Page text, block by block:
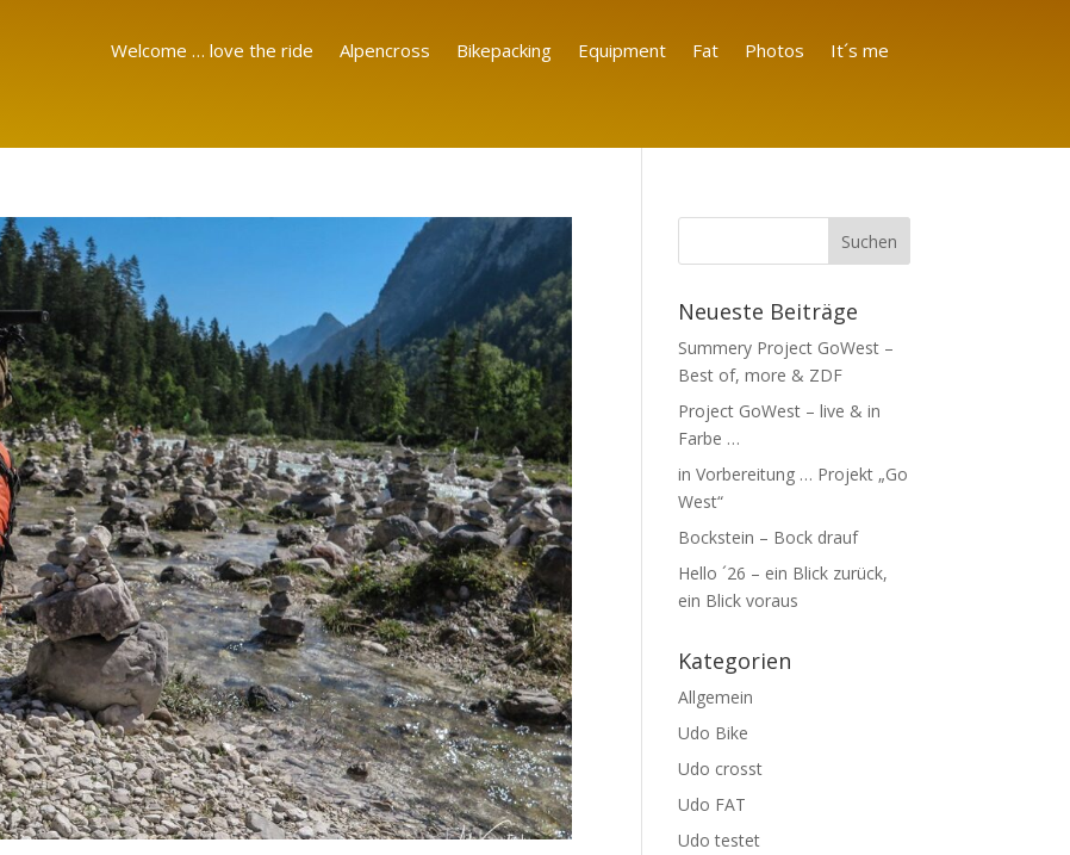
Welcome … love the ride Alpencross Bikepacking Equipment Fat Photos It´s me
Neueste Beiträge
Summery Project GoWest –
Best of, more & ZDF
Project GoWest – live & in
Farbe …
in Vorbereitung … Projekt „Go
West“
Bockstein – Bock drauf
Hello ´26 – ein Blick zurück,
ein Blick voraus
Kategorien
Allgemein
Udo Bike
Udo crosst
Udo FAT
Udo testet